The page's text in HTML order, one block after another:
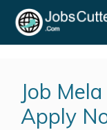
Job
Apply